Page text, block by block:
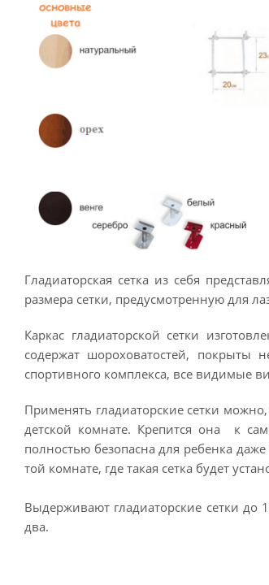
Гладиаторская сетка из себя
размера сетки, предусмотренную для
Каркас гладиаторской сетки
содержат шороховатостей, покрыты
спортивного комплекса, все видимые
Применять гладиаторские сетки
детской комнате. Крепится она к
полностью безопасна для ребенка
той комнате, где такая сетка будет
Выдерживают гладиаторские сетки до
два.